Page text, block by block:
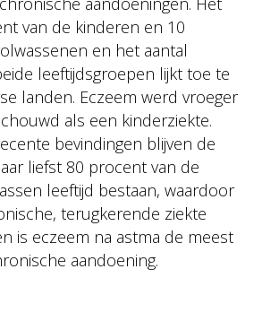
van de kinderen en 10
en het aantal
leeftijdsgroepen lijkt toe te
landen. Eczeem werd vroeger
als een kinderziekte.
bevindingen blijven de
liefst 80 procent van de
leeftijd bestaan, waardoor
terugkerende ziekte
is eczeem na astma de meest
aandoening.